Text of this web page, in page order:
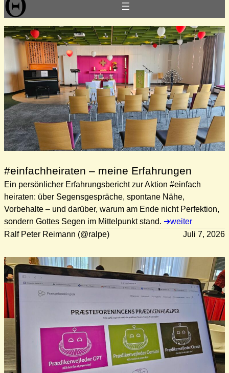
#einfachheiraten – meine Erfahrungen
Ein persönlicher Erfahrungsbericht zur Aktion #einfach
heiraten: über Segensgespräche, spontane Nähe,
Vorbehalte – und darüber, warum am Ende nicht Perfektion,
sondern Gottes Segen im Mittelpunkt stand.
weiter
Ralf Peter Reimann (@ralpe)
Juli 7, 2026